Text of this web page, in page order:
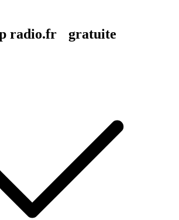
radio.fr gratuite